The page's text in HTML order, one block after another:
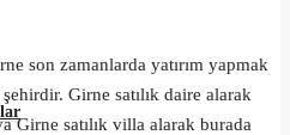
son zamanlarda yatırım yapmak
Girne satılık daire alarak
Girne satılık villa alarak burada